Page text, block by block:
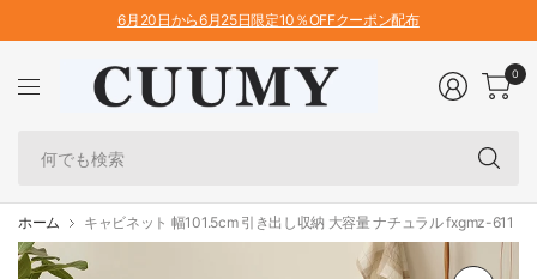
6月20日から6月25日限定10％OFFクーポン配布
索
0
ホーム キャビネット 幅101.5cm 引き出し収納 大容量 ナチュラル fxgmz-611